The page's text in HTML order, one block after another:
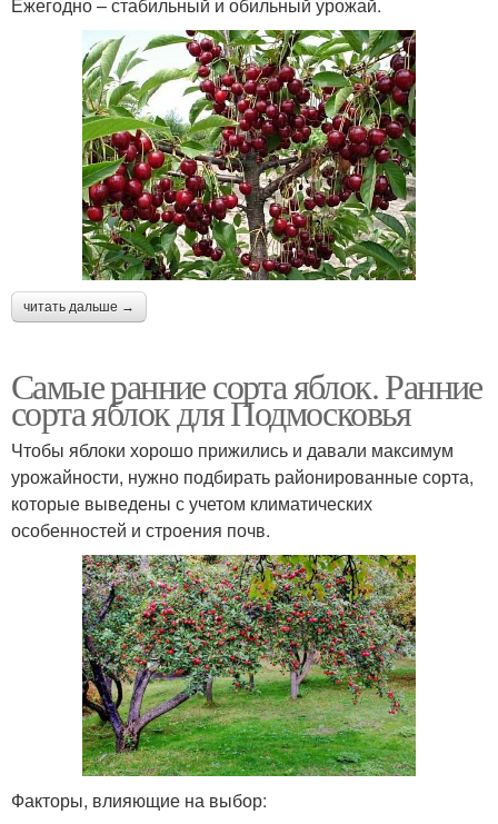
читать дальше →
Самые ранние сорта яблок. Ранние
сорта яблок для Подмосковья
Чтобы яблоки хорошо прижились и давали максимум
урожайности, нужно подбирать районированные сорта,
которые выведены с учетом климатических
особенностей и строения почв.
Факторы, влияющие на выбор: